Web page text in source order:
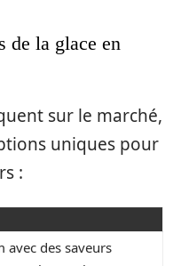
de la glace en
sur le marché,
uniques pour
:
avec des saveurs